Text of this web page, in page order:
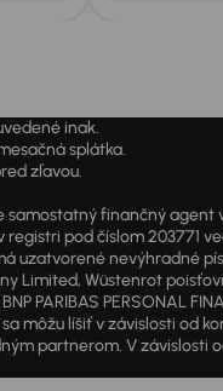
inak.
splátka.
zľavou.
samostatný finančný
pod číslom 203771
uzatvorené nevýhradné
Limited, Wüstenrot
PARIBAS PERSONAL
môžu líšiť v závislosti od
partnerom. V závislosti